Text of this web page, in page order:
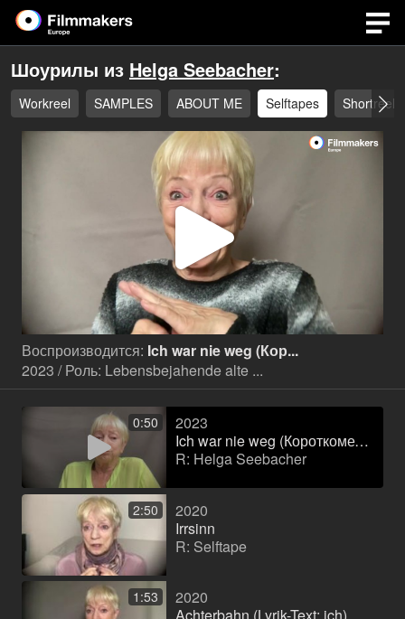
Шоурилы из Helga Seebacher:
Workreel SAMPLES ABOUT ME Selftapes Shortreel
видео
Воспроизводится: Ich war nie weg (Кор...
2023 / Роль: Lebensbejahende alte ...
0:50
2023
Ich war nie weg (Короткометражный фильм)
R: Helga Seebacher
2:50
2020
Irrsinn
R: Selftape
1:53
2020